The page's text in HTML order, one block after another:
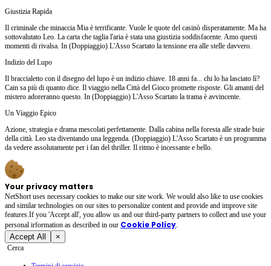
Giustizia Rapida
Il criminale che minaccia Mia è terrificante. Vuole le quote del casinò disperatamente. Ma ha
sottovalutato Leo. La carta che taglia l'aria è stata una giustizia soddisfacente. Amo questi
momenti di rivalsa. In (Doppiaggio) L'Asso Scartato la tensione era alle stelle davvero.
Indizio del Lupo
Il braccialetto con il disegno del lupo è un indizio chiave. 18 anni fa... chi lo ha lasciato lì?
Cain sa più di quanto dice. Il viaggio nella Città del Gioco promette risposte. Gli amanti del
mistero adoreranno questo. In (Doppiaggio) L'Asso Scartato la trama è avvincente.
Un Viaggio Epico
Azione, strategia e drama mescolati perfettamente. Dalla cabina nella foresta alle strade buie
della città. Leo sta diventando una leggenda. (Doppiaggio) L'Asso Scartato è un programma
da vedere assolutamente per i fan del thriller. Il ritmo è incessante e bello.
Your privacy matters
NetShort uses necessary cookies to make our site work. We would also like to use cookies
and similar technologies on our sites to personalize content and provide and improve site
features.If you 'Accept all', you allow us and our third-party partners to collect and use your
personal irformation as described in our Cookie Policy.
Accept All ×
Cerca